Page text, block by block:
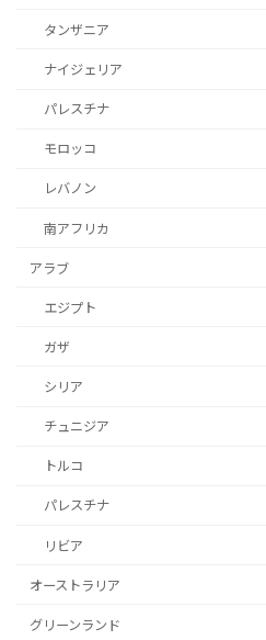
タンザニア
ナイジェリア
パレスチナ
モロッコ
レバノン
南アフリカ
アラブ
エジプト
ガザ
シリア
チュニジア
トルコ
パレスチナ
リビア
オーストラリア
グリーンランド